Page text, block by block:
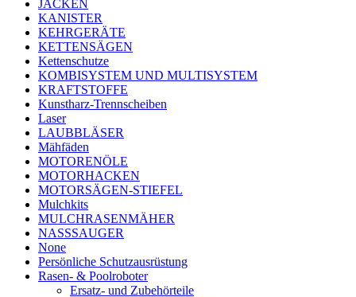
JACKEN
KANISTER
KEHRGERÄTE
KETTENSÄGEN
Kettenschutze
KOMBISYSTEM UND MULTISYSTEM
KRAFTSTOFFE
Kunstharz-Trennscheiben
Laser
LAUBBLÄSER
Mähfäden
MOTORENÖLE
MOTORHACKEN
MOTORSÄGEN-STIEFEL
Mulchkits
MULCHRASENMÄHER
NASSSAUGER
None
Persönliche Schutzausrüstung
Rasen- & Poolroboter
Ersatz- und Zubehörteile